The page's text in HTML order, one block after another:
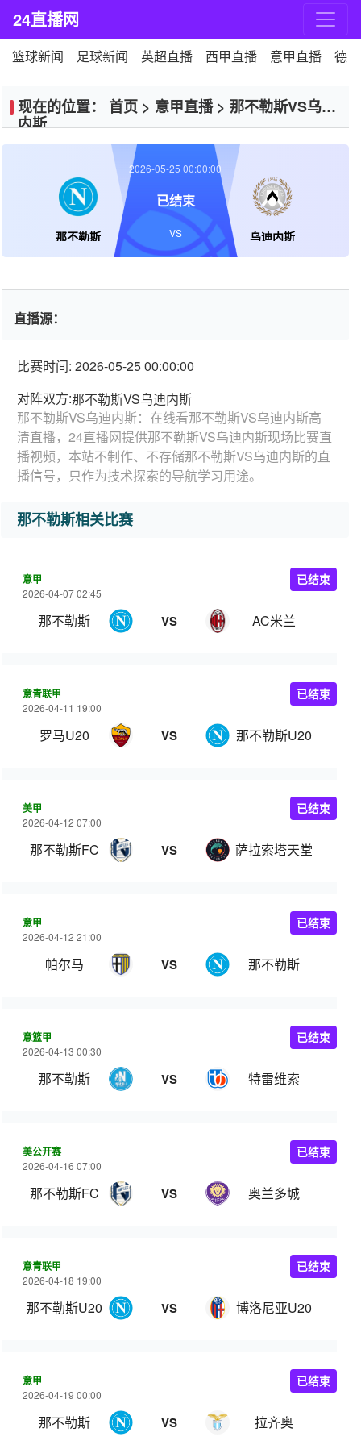
24直播网
篮球新闻 足球新闻 英超直播 西甲直播 意甲直播 德
现在的位置： 首页 > 意甲直播> 那不勒斯VS乌迪
内斯
那不勒斯 乌迪内斯
2026-05-25 00:00:00
已结束
VS
直播源：
比赛时间: 2026-05-25 00:00:00
对阵双方:那不勒斯VS乌迪内斯
那不勒斯VS乌迪内斯：在线看那不勒斯VS乌迪内斯高
清直播，24直播网提供那不勒斯VS乌迪内斯现场比赛直
播视频，本站不制作、不存储那不勒斯VS乌迪内斯的直
播信号，只作为技术探索的导航学习用途。
那不勒斯相关比赛
意甲
2026-04-07 02:45
那不勒斯 VS AC米兰
已结束
意青联甲
2026-04-11 19:00
罗马U20 VS 那不勒斯U20
已结束
美甲
2026-04-12 07:00
那不勒斯FC VS 萨拉索塔天堂
已结束
意甲
2026-04-12 21:00
帕尔马 VS 那不勒斯
已结束
意篮甲
2026-04-13 00:30
那不勒斯 VS 特雷维索
已结束
美公开赛
2026-04-16 07:00
那不勒斯FC VS 奥兰多城
已结束
意青联甲
2026-04-18 19:00
那不勒斯U20 VS 博洛尼亚U20
已结束
意甲
2026-04-19 00:00
那不勒斯 VS 拉齐奥
已结束